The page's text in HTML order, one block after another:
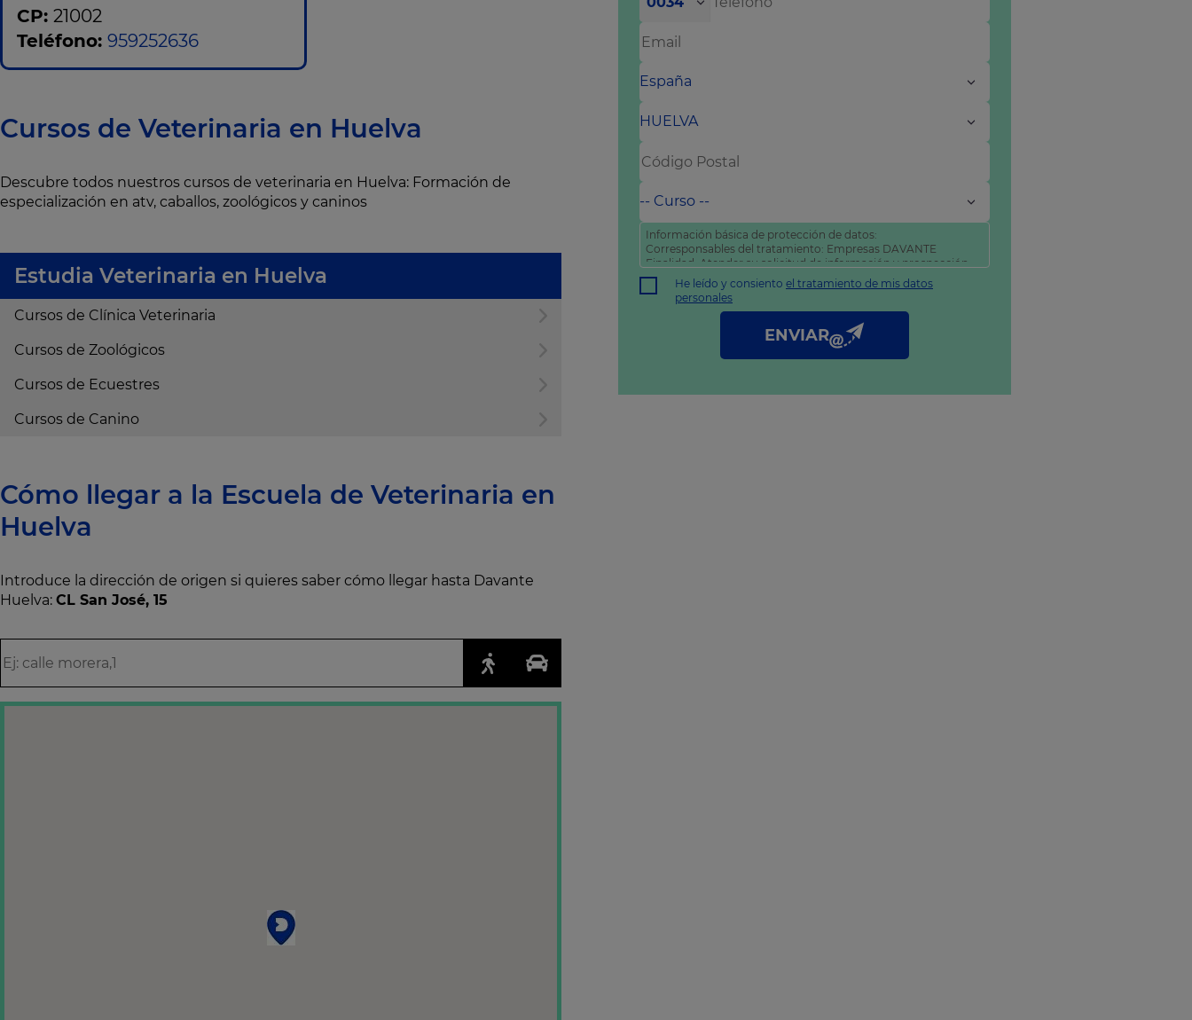
CP: 21002
Teléfono: 959252636
Cursos de Veterinaria en Huelva
Descubre todos nuestros cursos de veterinaria en Huelva: Formación de
especialización en atv, caballos, zoológicos y caninos
Estudia Veterinaria en Huelva
Cursos de Clínica Veterinaria
Cursos de Zoológicos
Cursos de Ecuestres
Cursos de Canino
Cómo llegar a la Escuela de Veterinaria en
Huelva
Introduce la dirección de origen si quieres saber cómo llegar hasta Davante
Huelva: CL San José, 15
Información básica de protección de datos:
Corresponsables del tratamiento: Empresas DAVANTE
Finalidad: Atender su solicitud de información y prospección
comercial
Derechos: Puede acceder, rectificar y suprimir sus datos, así
como otros derechos tal y como se explica en nuestra
política de privacidad
He leído y consiento el tratamiento de mis datos
personales
ENVIAR